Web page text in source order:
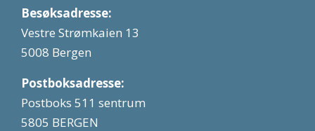
Besøksadresse:
Vestre Strømkaien 13
5008 Bergen
Postboksadresse:
Postboks 511 sentrum
5805 BERGEN